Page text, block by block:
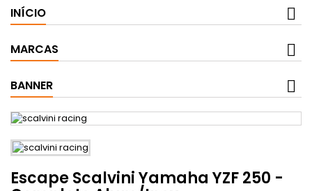
INÍCIO
MARCAS
BANNER
Escape Scalvini Yamaha YZF 250 -